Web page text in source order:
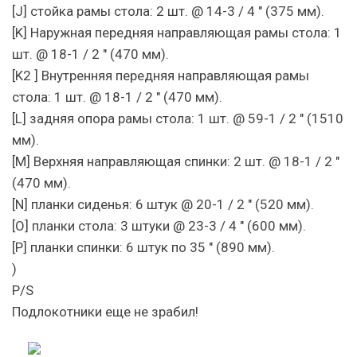
[J] стойка рамы стола: 2 шт. @ 14-3 / 4 ″ (375 мм).
[K] Наружная передняя направляющая рамы стола: 1
шт. @ 18-1 / 2 ″ (470 мм).
[K2 ] Внутренняя передняя направляющая рамы
стола: 1 шт. @ 18-1 / 2 ″ (470 мм).
[L] задняя опора рамы стола: 1 шт. @ 59-1 / 2 ″ (1510
мм).
[M] Верхняя направляющая спинки: 2 шт. @ 18-1 / 2 ″
(470 мм).
[N] планки сиденья: 6 штук @ 20-1 / 2 ″ (520 мм).
[O] планки стола: 3 штуки @ 23-3 / 4 ″ (600 мм).
[P] планки спинки: 6 штук по 35 ″ (890 мм).
)
P/S
Подлокотники еще не зрабил!